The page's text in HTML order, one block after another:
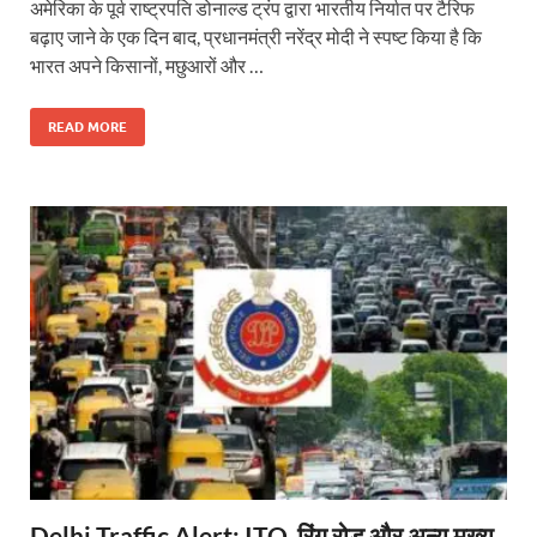
अमेरिका के पूर्व राष्ट्रपति डोनाल्ड ट्रंप द्वारा भारतीय निर्यात पर टैरिफ
बढ़ाए जाने के एक दिन बाद, प्रधानमंत्री नरेंद्र मोदी ने स्पष्ट किया है कि
भारत अपने किसानों, मछुआरों और …
READ MORE